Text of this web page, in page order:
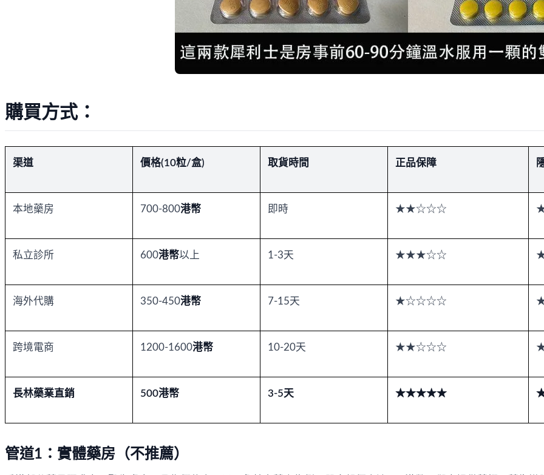
購買方式：
渠道 價格(10粒/盒) 取貨時間 正品保障
本地藥房 700-800港幣 即時 ★★☆☆☆
私立診所 600港幣以上 1-3天 ★★★☆☆
海外代購 350-450港幣 7-15天 ★☆☆☆☆
跨境電商 1200-1600港幣 10-20天 ★★☆☆☆
長林藥業直銷 500港幣 3-5天 ★★★★★
管道1：實體藥房（不推薦）